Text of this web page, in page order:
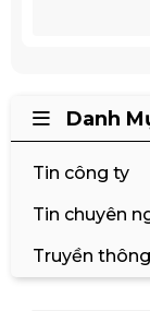
Danh
Tin công ty
Tin chuyên
Truyền